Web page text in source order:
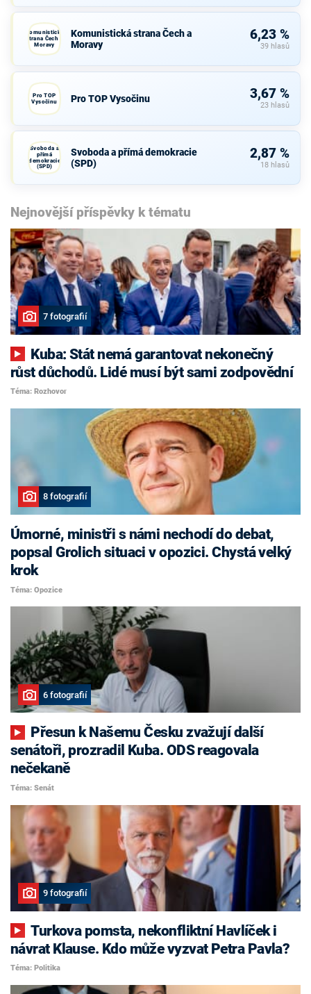
Komunistická
strana Čech a
Moravy
Komunistická strana Čech a
Moravy
6,23 %
39 hlasů
Pro TOP
Vysočinu
Pro TOP Vysočinu 3,67 %
23 hlasů
Svoboda a
přímá
demokracie
(SPD)
Svoboda a přímá demokracie
(SPD)
2,87 %
18 hlasů
Nejnovější příspěvky k tématu
7 fotografií
růst důchodů. Lidé musí být sami zodpovědní
Téma: Rozhovor
8 fotografií
Úmorné, ministři s námi nechodí do debat,
popsal Grolich situaci v opozici. Chystá velký
krok
Téma: Opozice
6 fotografií
senátoři, prozradil Kuba. ODS reagovala
nečekaně
Téma: Senát
9 fotografií
Turkova pomsta, nekonfliktní Havlíček i
návrat Klause. Kdo může vyzvat Petra Pavla?
Téma: Politika